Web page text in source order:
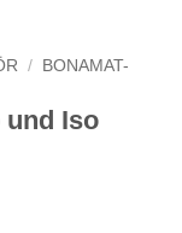
/ BONAMAT-
und Iso